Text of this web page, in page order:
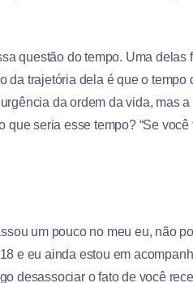
questão do tempo. Uma
da trajetória dela é que o
da ordem da vida, mas
que seria esse tempo? “Se
um pouco no meu eu, não
e eu ainda estou em
desassociar o fato de você